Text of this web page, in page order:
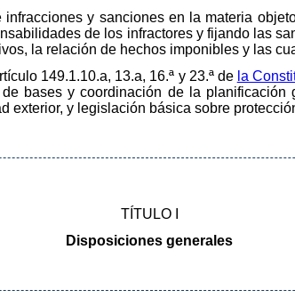
y sanciones en la materia
de los infractores y fijando las
la relación de hechos imponibles y las
149.1.10.a, 13.a, 16.ª y 23.ª de la
bases y coordinación de la
exterior, y legislación básica sobre
TÍTULO I
Disposiciones generales